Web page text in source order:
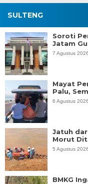
SULTENG
Soroti
Jatam
7 Agustus
Mayat
Palu,
6 Agustus
Jatuh
Morut
5 Agustus
BMKG